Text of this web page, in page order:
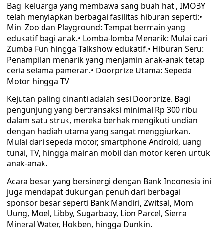
Bagi keluarga yang membawa sang buah hati, IMOBY
telah menyiapkan berbagai fasilitas hiburan seperti:•
Mini Zoo dan Playground: Tempat bermain yang
edukatif bagi anak.• Lomba-lomba Menarik: Mulai dari
Zumba Fun hingga Talkshow edukatif.• Hiburan Seru:
Penampilan menarik yang menjamin anak-anak tetap
ceria selama pameran.• Doorprize Utama: Sepeda
Motor hingga TV
Kejutan paling dinanti adalah sesi Doorprize. Bagi
pengunjung yang bertransaksi minimal Rp 300 ribu
dalam satu struk, mereka berhak mengikuti undian
dengan hadiah utama yang sangat menggiurkan.
Mulai dari sepeda motor, smartphone Android, uang
tunai, TV, hingga mainan mobil dan motor keren untuk
anak-anak.
Acara besar yang bersinergi dengan Bank Indonesia ini
juga mendapat dukungan penuh dari berbagai
sponsor besar seperti Bank Mandiri, Zwitsal, Mom
Uung, Moel, Libby, Sugarbaby, Lion Parcel, Sierra
Mineral Water, Hokben, hingga Dunkin.